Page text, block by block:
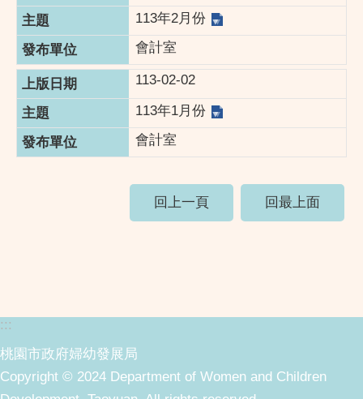
113年2月份
會計室
113-02-02
113年1月份
會計室
回上一頁 回最上面
:::
桃園市政府婦幼發展局
Copyright © 2024 Department of Women and Children